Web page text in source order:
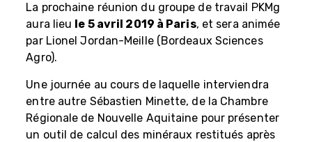
La prochaine réunion du groupe de travail PKMg
aura lieu le 5 avril 2019 à Paris, et sera animée
par Lionel Jordan-Meille (Bordeaux Sciences
Agro).
Une journée au cours de laquelle interviendra
entre autre Sébastien Minette, de la Chambre
Régionale de Nouvelle Aquitaine pour présenter
un outil de calcul des minéraux restitués après